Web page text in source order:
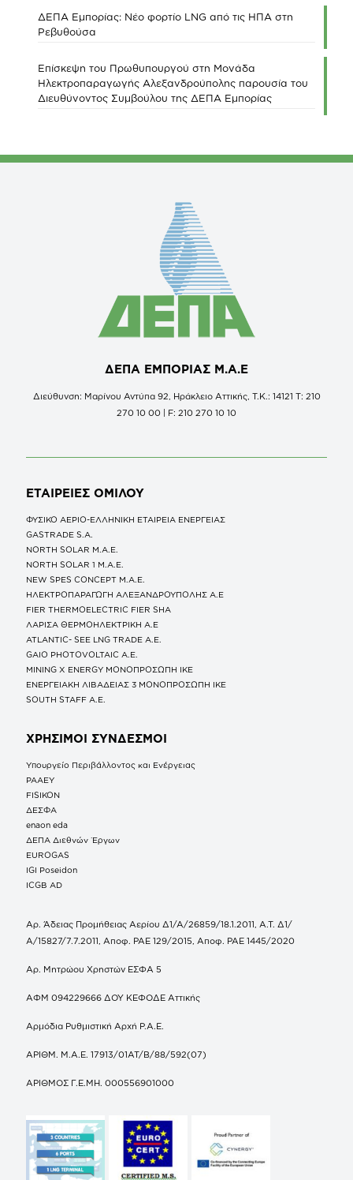
ΔΕΠΑ Εμπορίας: Νέο φορτίο LNG από τις ΗΠΑ στη
Ρεβυθούσα
Επίσκεψη του Πρωθυπουργού στη Μονάδα
Ηλεκτροπαραγωγής Αλεξανδρούπολης παρουσία του
Διευθύνοντος Συμβούλου της ΔΕΠΑ Εμπορίας
ΔΕΠΑ ΕΜΠΟΡΙΑΣ Μ.Α.Ε
Διεύθυνση: Μαρίνου Αντύπα 92, Ηράκλειο Αττικής, Τ.Κ.: 14121 Τ: 210
270 10 00 | F: 210 270 10 10
ΕΤΑΙΡΕΙΕΣ ΟΜΙΛΟΥ
ΦΥΣΙΚΟ ΑΕΡΙΟ-ΕΛΛΗΝΙΚΗ ΕΤΑΙΡΕΙΑ ΕΝΕΡΓΕΙΑΣ
GASTRADE S.A.
NORTH SOLAR M.Α.Ε.
NORTH SOLAR 1 M.Α.Ε.
NEW SPES CONCEPT Μ.Α.Ε.
ΗΛΕΚΤΡΟΠΑΡΑΓΩΓΗ ΑΛΕΞΑΝΔΡΟΥΠΟΛΗΣ A.E
FIER THERMOELECTRIC FIER SHA
ΛΑΡΙΣΑ ΘΕΡΜΟΗΛΕΚΤΡΙΚΗ A.E
ATLANTIC- SEE LNG TRADE A.E.
GAIO PHOTOVOLTAIC Α.Ε.
MINING X ENERGY ΜΟΝΟΠΡΟΣΩΠΗ ΙΚΕ
ΕΝΕΡΓΕΙΑΚΗ ΛΙΒΑΔΕΙΑΣ 3 ΜΟΝΟΠΡΟΣΩΠΗ ΙΚΕ
SOUTH STAFF Α.Ε.
ΧΡΗΣΙΜΟΙ ΣΥΝΔΕΣΜΟΙ
Υπουργείο Περιβάλλοντος και Ενέργειας
ΡΑΑΕΥ
FISIKON
ΔΕΣΦΑ
enaon eda
ΔΕΠΑ Διεθνών Έργων
EUROGAS
IGI Poseidon
ICGB AD
Αρ. Άδειας Προμήθειας Αερίου Δ1/Α/26859/18.1.2011, Α.Τ. Δ1/
Α/15827/7.7.2011, Αποφ. ΡΑΕ 129/2015, Αποφ. ΡΑΕ 1445/2020
Αρ. Μητρώου Χρηστών ΕΣΦΑ 5
ΑΦΜ 094229666 ΔΟΥ ΚΕΦΟΔΕ Αττικής
Αρμόδια Ρυθμιστική Αρχή Ρ.Α.Ε.
ΑΡΙΘΜ. Μ.Α.Ε. 17913/01ΑΤ/Β/88/592(07)
ΑΡΙΘΜΟΣ Γ.Ε.ΜΗ. 000556901000